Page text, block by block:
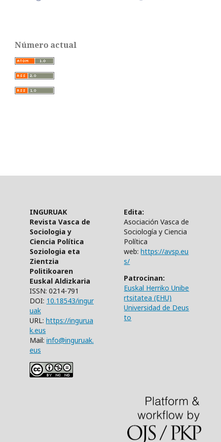
Número actual
INGURUAK
Revista Vasca de
Sociologia y
Ciencia Política
Soziologia eta
Zientzia
Politikoaren
Euskal Aldizkaria
ISSN: 0214-791
DOI: 10.18543/ingur
uak
URL: https://ingurua
k.eus
Mail: info@inguruak.
eus
Edita:
Asociación Vasca de
Sociología y Ciencia
Política
web:https://avsp.eu
s/
Patrocinan:
Euskal Herriko Unibe
rtsitatea (EHU)
Universidad de Deus
to